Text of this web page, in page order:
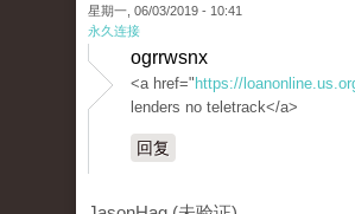
星期一, 06/03/2019 - 10:41
永久连接
ogrrwsnx
<a href=" https://
lenders no teletrack</a>
回复